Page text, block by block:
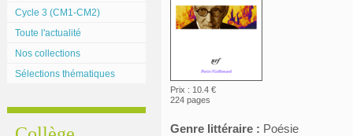
Cycle 3 (CM1-CM2)
Toute l'actualité
Nos collections
Sélections thématiques
Prix : 10.4 €
224 pages
Genre littéraire : Poésie